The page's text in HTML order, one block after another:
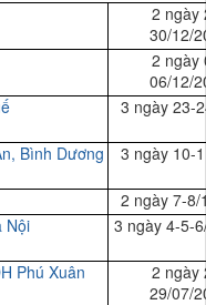
2 ngày
30/12/
2 ngày
06/12/
3 ngày 23-
Bình Dương 3 ngày 10-
2 ngày 7-8/
Nội 3 ngày 4-5-
Phú Xuân
2 ngày
29/07/